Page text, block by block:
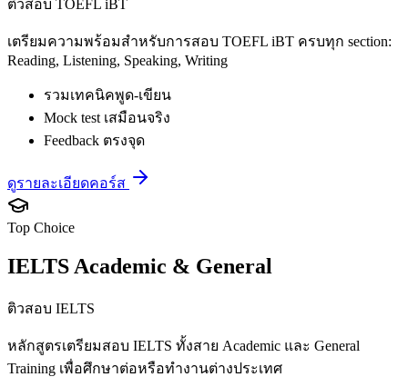
ติวสอบ TOEFL iBT
เตรียมความพร้อมสำหรับการสอบ TOEFL iBT ครบทุก section:
Reading, Listening, Speaking, Writing
รวมเทคนิคพูด-เขียน
Mock test เสมือนจริง
Feedback ตรงจุด
ดูรายละเอียดคอร์ส
Top Choice
IELTS Academic & General
ติวสอบ IELTS
หลักสูตรเตรียมสอบ IELTS ทั้งสาย Academic และ General
Training เพื่อศึกษาต่อหรือทำงานต่างประเทศ